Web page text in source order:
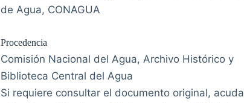
de Agua, CONAGUA
Procedencia
Comisión Nacional del Agua, Archivo Histórico y
Biblioteca Central del Agua
Si requiere consultar el documento original, acuda